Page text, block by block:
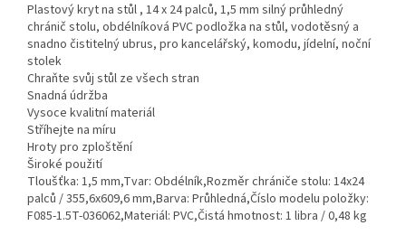
Plastový kryt na stůl , 14 x 24 palců, 1,5 mm silný průhledný
chránič stolu, obdélníková PVC podložka na stůl, vodotěsný a
snadno čistitelný ubrus, pro kancelářský, komodu, jídelní, noční
stolek
Chraňte svůj stůl ze všech stran
Snadná údržba
Vysoce kvalitní materiál
Stříhejte na míru
Hroty pro zploštění
Široké použití
Tloušťka: 1,5 mm,Tvar: Obdélník,Rozměr chrániče stolu: 14x24
palců / 355,6x609,6 mm,Barva: Průhledná,Číslo modelu položky:
F085-1.5T-036062,Materiál: PVC,Čistá hmotnost: 1 libra / 0,48 kg